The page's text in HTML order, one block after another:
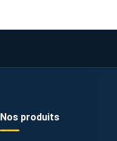
Nos produits